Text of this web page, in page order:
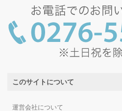
このサイトについて
運営会社について